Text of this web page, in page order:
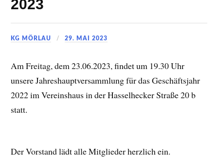
2023
KG MÖRLAU 29. MAI 2023
Am Freitag, dem 23.06.2023, findet um 19.30 Uhr
unsere Jahreshauptversammlung für das Geschäftsjahr
2022 im Vereinshaus in der Hasselhecker Straße 20 b
statt.
Der Vorstand lädt alle Mitglieder herzlich ein.